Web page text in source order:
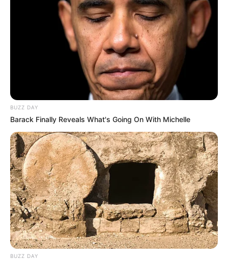
BUZZ DAY
Barack Finally Reveals What's Going On With Michelle
BUZZ DAY